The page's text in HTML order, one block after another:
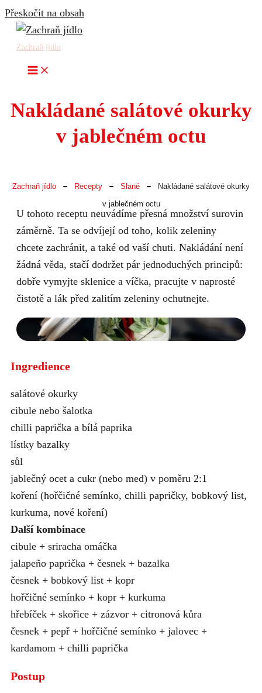
Přeskočit na obsah
Zachraň jídlo
Nakládané salátové okurky
v jablečném octu
Zachraň jídlo - Recepty - Slané -
Nakládané salátové okurky
v jablečném octu
U tohoto receptu neuvádíme přesná množství surovin
záměrně. Ta se odvíjejí od toho, kolik zeleniny
chcete zachránit, a také od vaší chuti. Nakládání není
žádná věda, stačí dodržet pár jednoduchých principů:
dobře vymyjte sklenice a víčka, pracujte v naprosté
čistotě a lák před zalitím zeleniny ochutnejte.
Ingredience
salátové okurky
cibule nebo šalotka
chilli paprička a bílá paprika
lístky bazalky
sůl
jablečný ocet a cukr (nebo med) v poměru 2:1
koření (hořčičné semínko, chilli papričky, bobkový list,
kurkuma, nové koření)
Další kombinace
cibule + sriracha omáčka
jalapeño paprička + česnek + bazalka
česnek + bobkový list + kopr
hořčičné semínko + kopr + kurkuma
hřebíček + skořice + zázvor + citronová kůra
česnek + pepř + hořčičné semínko + jalovec +
kardamom + chilli paprička
Postup